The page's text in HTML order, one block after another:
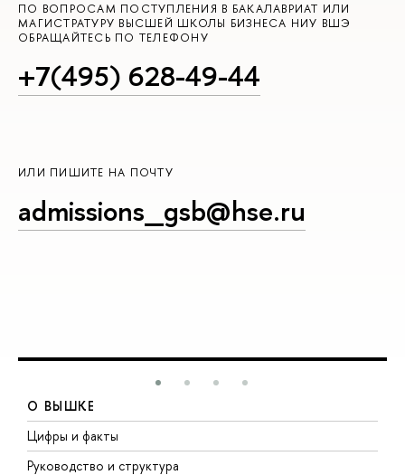
ПО ВОПРОСАМ ПОСТУПЛЕНИЯ В БАКАЛАВРИАТ ИЛИ
МАГИСТРАТУРУ ВЫСШЕЙ ШКОЛЫ БИЗНЕСА НИУ ВШЭ
ОБРАЩАЙТЕСЬ ПО ТЕЛЕФОНУ
+7(495) 628-49-44
ИЛИ ПИШИТЕ НА ПОЧТУ
admissions_gsb@hse.ru
О ВЫШКЕ
Цифры и факты
Руководство и структура